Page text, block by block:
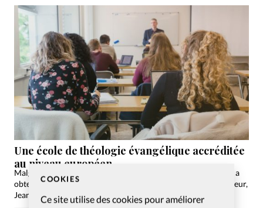
COOKIES
Ce site utilise des cookies pour améliorer
Une école de théologie évangélique accréditée
au niveau européen
Malgré la houle médiatique essuyée début 2025, la HET-PRO a
obtenu une accréditation européenne. Échange avec son recteur,
Jean Decorvet.